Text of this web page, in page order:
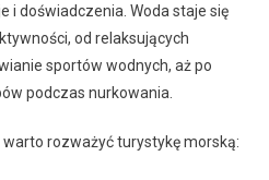
i doświadczenia. Woda staje się
od relaksujących
sportów wodnych, aż po
podczas nurkowania.
rozważyć turystykę morską: